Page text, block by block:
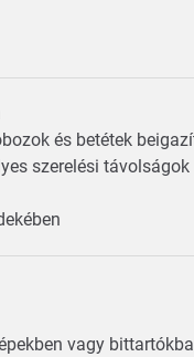
és betétek
szerelési távolságok
vagy